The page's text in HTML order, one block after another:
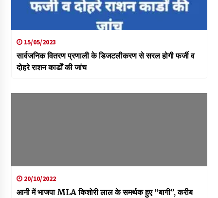
15/05/2023
सार्वजनिक वितरण प्रणाली के डिजटलीकरण से सरल होगी फर्जी व
दोहरे राशन कार्डों की जांच
20/10/2022
आनी में भाजपा MLA किशोरी लाल के समर्थक हुए “बागी”, करीब